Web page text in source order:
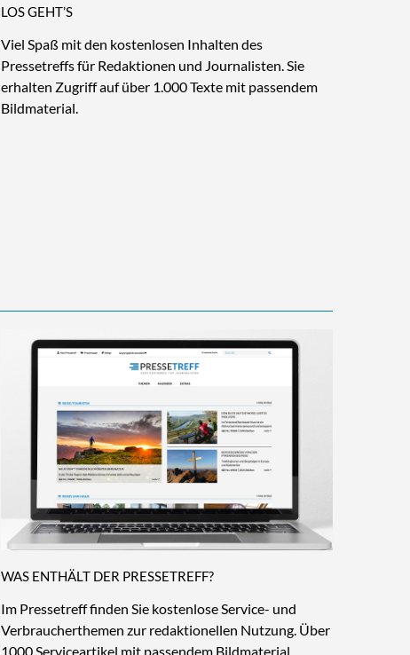
LOS GEHT’S
Viel Spaß mit den kostenlosen Inhalten des
Pressetreffs für Redaktionen und Journalisten. Sie
erhalten Zugriff auf über 1.000 Texte mit passendem
Bildmaterial.
WAS ENTHÄLT DER PRESSETREFF?
Im Pressetreff finden Sie kostenlose Service- und
Verbraucherthemen zur redaktionellen Nutzung. Über
1000 Serviceartikel mit passendem Bildmaterial